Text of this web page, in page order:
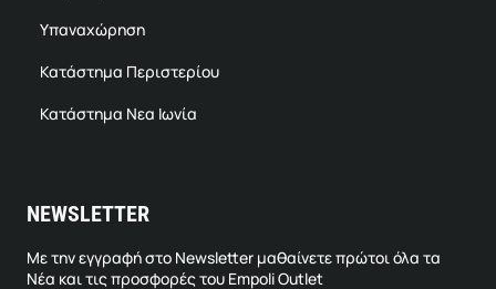
Υπαναχώρηση
Κατάστημα Περιστερίου
Κατάστημα Νεα Ιωνία
NEWSLETTER
Με την εγγραφή στο Newsletter μαθαίνετε πρώτοι όλα τα
Νέα και τις προσφορές του Empoli Outlet